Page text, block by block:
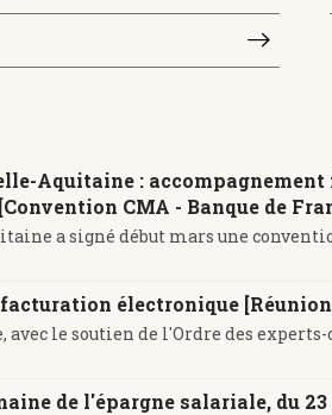
Aquitaine :
CMA - Banque de
a signé début mars une
facturation électronique
avec le soutien de l'Ordre des experts-
de l'épargne salariale, du 23